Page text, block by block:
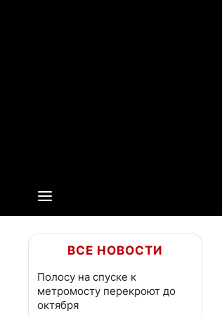
ВСЕ НОВОСТИ
Полосу на спуске к
метромосту перекроют до
октября